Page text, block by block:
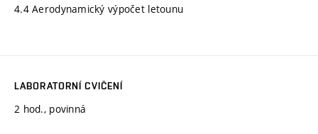
4.4 Aerodynamický výpočet letounu
LABORATORNÍ CVIČENÍ
2 hod., povinná